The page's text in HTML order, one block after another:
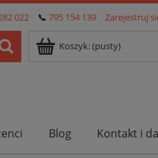
022 📞 795 154 139 Zarejestruj
Koszyk:(pusty)
Blog Kontakt i